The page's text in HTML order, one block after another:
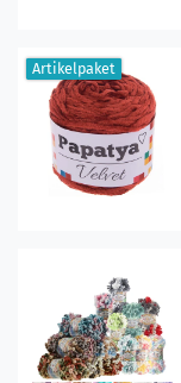
Artikelpaket